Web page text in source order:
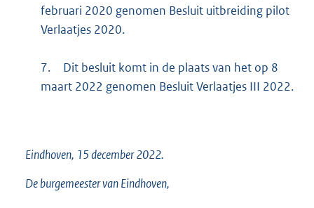
februari 2020 genomen Besluit uitbreiding pilot
Verlaatjes 2020.
7.
Dit besluit komt in de plaats van het op 8
maart 2022 genomen Besluit Verlaatjes III 2022.
Eindhoven, 15 december 2022.
De burgemeester van Eindhoven,